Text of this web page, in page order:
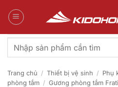
qua
Tìm
kiếm:
Trang chủ / Thiết bị vệ sinh / Phụ
phòng tắm / Gương phòng tắm